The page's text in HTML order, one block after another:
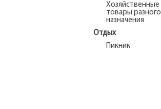
Хозяйственные
товары разного
назначения
Отдых
Пикник